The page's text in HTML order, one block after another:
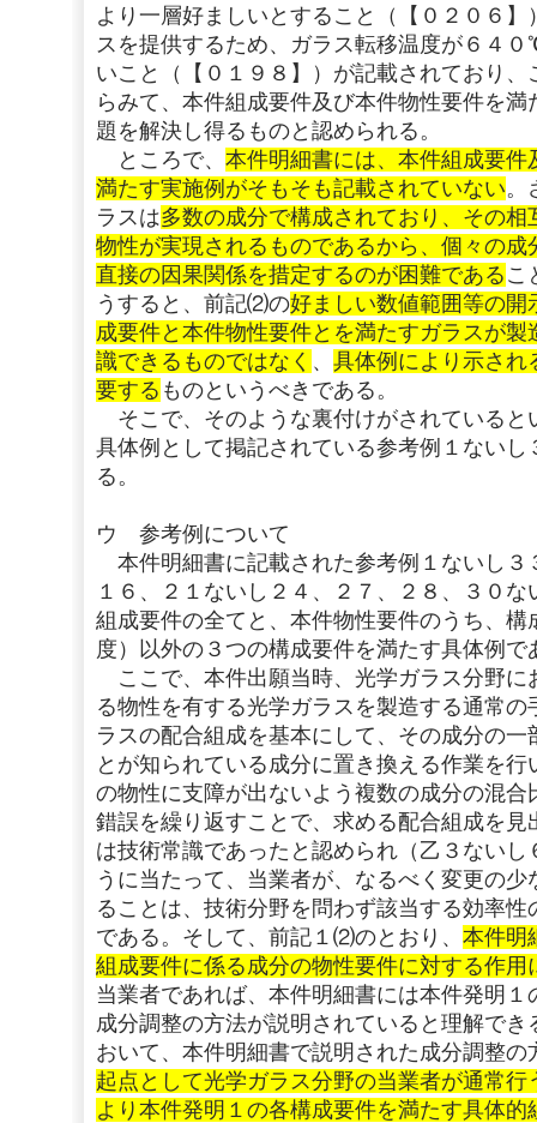
より一層好ましいとすること（【０２０６
スを提供するため、ガラス転移温度が６４
いこと（【０１９８】）が記載されており
らみて、本件組成要件及び本件物性要件を
題を解決し得るものと認められる。
ところで、 本件明細書には、本件組成要
満たす実施例がそもそも記載されていない。
ラスは多数の成分で構成されており、その
物性が実現されるものであるから、個々の
直接の因果関係を措定するのが困難である こ
うすると、前記⑵の好ましい数値範囲等の開
成要件と本件物性要件とを満たすガラスが
識できるものではなく 、 具体例により示され
要する ものというべきである。
そこで、そのような裏付けがされていると
具体例として掲記されている参考例１ないし
る。
ウ 参考例について
本件明細書に記載された参考例１ないし３
１６、２１ないし２４、２７、２８、３０
組成要件の全てと、本件物性要件のうち、構
度）以外の３つの構成要件を満たす具体例で
ここで、本件出願当時、光学ガラス分野に
る物性を有する光学ガラスを製造する通常
ラスの配合組成を基本にして、その成分の
とが知られている成分に置き換える作業を
の物性に支障が出ないよう複数の成分の混
錯誤を繰り返すことで、求める配合組成を
は技術常識であったと認められ（乙３ない
うに当たって、当業者が、なるべく変更の
ることは、技術分野を問わず該当する効率
である。そして、前記１⑵のとおり、 本件明
組成要件に係る成分の物性要件に対する作用
当業者であれば、本件明細書には本件発明
成分調整の方法が説明されていると理解で
おいて、本件明細書で説明された成分調整の
起点として光学ガラス分野の当業者が通常
より本件発明１の各構成要件を満たす具体